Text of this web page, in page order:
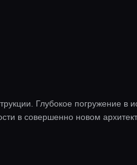
Глубокое погружение в
в совершенно новом